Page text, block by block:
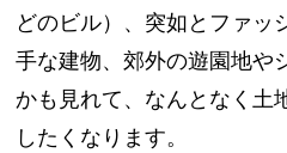
どのビル）、突如とファッ
手な建物、郊外の遊園地や
かも見れて、なんとなく土
したくなります。